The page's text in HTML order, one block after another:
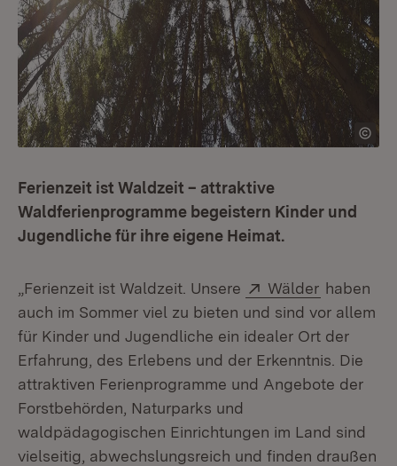
Ferienzeit ist Waldzeit – attraktive
Waldferienprogramme begeistern Kinder und
Jugendliche für ihre eigene Heimat.
„Ferienzeit ist Waldzeit. Unsere Extern:
Wälder (Öffnet in
haben
auch im Sommer viel zu bieten und sind vor allem
für Kinder und Jugendliche ein idealer Ort der
Erfahrung, des Erlebens und der Erkenntnis. Die
attraktiven Ferienprogramme und Angebote der
Forstbehörden, Naturparks und
waldpädagogischen Einrichtungen im Land sind
vielseitig, abwechslungsreich und finden draußen